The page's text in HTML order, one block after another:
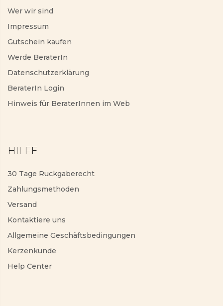
Wer wir sind
Impressum
Gutschein kaufen
Werde BeraterIn
Datenschutzerklärung
BeraterIn Login
Hinweis für BeraterInnen im Web
HILFE
30 Tage Rückgaberecht
Zahlungsmethoden
Versand
Kontaktiere uns
Allgemeine Geschäftsbedingungen
Kerzenkunde
Help Center